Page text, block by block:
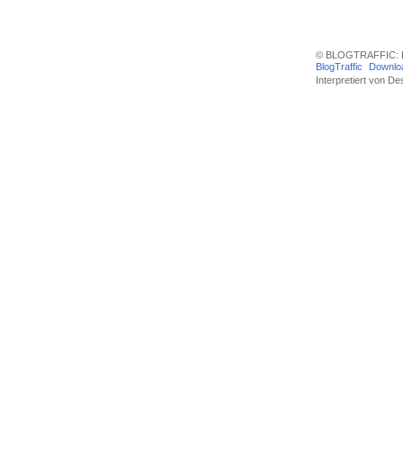
© BLOGTRAFFIC:
BlogTraffic
Interpretiert von